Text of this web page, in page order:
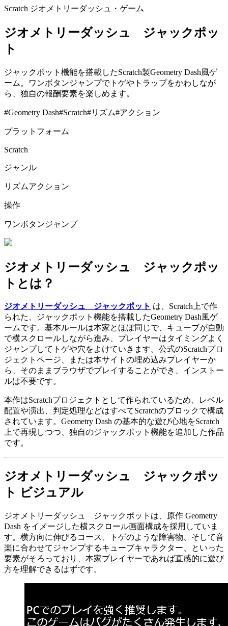
Scratch ジオメトリーダッシュ・ゲーム
ジオメトリーダッシュ ジャックポッ
ト
ジャックポット機能を搭載したScratch製Geometry Dash風ゲ
ーム。ワンボタンジャンプでトゲやトラップをかわしなが
ら、独自の報酬要素を楽しめます。
#Geometry Dash#Scratch#リズム#アクション
プラットフォーム
Scratch
ジャンル
リズムアクション
操作
ワンボタンジャンプ
ジオメトリーダッシュ ジャックポッ
トとは？
ジオメトリーダッシュ ジャックポット は、Scratch上で作
られた、ジャックポット機能を搭載したGeometry Dash風ゲ
ームです。基本ルールは本家とほぼ同じで、キューブが自動
で横スクロールしながら進み、プレイヤーはタイミングよく
ジャンプしてトゲや穴をよけていきます。公式のScratchプロ
ジェクトページ、または本サイトの埋め込みプレイヤーか
ら、そのままブラウザでプレイすることができ、インストー
ルは不要です。
本作はScratchプロジェクトとして作られているため、レベル
配置や演出、判定処理などはすべてScratchのブロックで構成
されています。Geometry Dash の基本的な遊び心地をScratch
上で再現しつつ、独自のジャックポット機能を追加した作品
です。
ジオメトリーダッシュ ジャックポッ
ト ビジュアル
ジオメトリーダッシュ ジャックポットは、原作 Geometry
Dash をイメージした横スクロール画面構成を採用していま
す。横方向に伸びるコース、トゲのような障害物、そして音
楽に合わせてジャンプするキューブキャラクター、といった
要素がそろっており、本家プレイヤーであれば直感的に遊び
方を理解できるはずです。